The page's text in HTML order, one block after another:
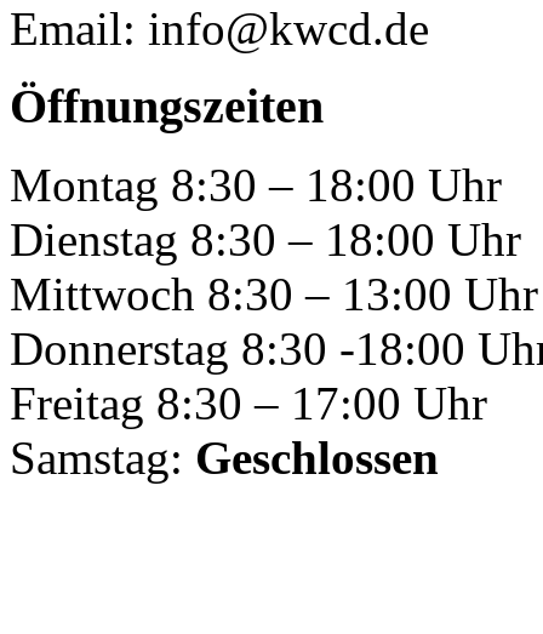
Email: info@kwcd.de
Öffnungszeiten
Montag 8:30 – 18:00 Uhr
Dienstag 8:30 – 18:00 Uhr
Mittwoch 8:30 – 13:00 Uhr
Donnerstag 8:30 -18:00
Freitag 8:30 – 17:00 Uhr
Samstag: Geschlossen